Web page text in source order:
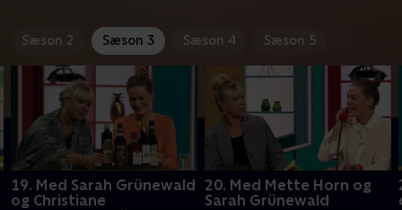
Sæson 2 Sæson 3 Sæson 4 Sæson 5
19. Med Sarah Grünewald
og Christiane
20. Med Mette Horn og
Sarah Grünewald